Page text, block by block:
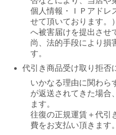
個人情報・ＩＰアドレ
せて頂いております。
へ被害届けを提出させ
尚、法的手段により損
す。
代引き商品受け取り拒否
いかなる理由に関わら
が返送されてきた場合
ます。
往復の正規運賃＋代引
費をお支払い頂きます。